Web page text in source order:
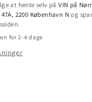
at hente selv påVIN på
2200 København Nog
for 2-4 dage